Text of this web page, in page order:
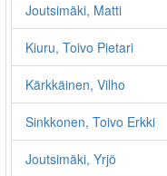
Joutsimäki, Matti
Kiuru, Toivo Pietari
Kärkkäinen, Vilho
Sinkkonen, Toivo Erkki
Joutsimäki, Yrjö